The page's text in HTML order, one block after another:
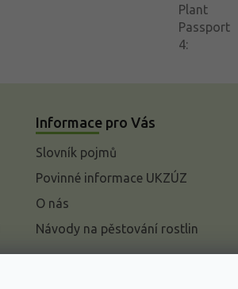
Plant
Passport
4:
Informace pro Vás
Slovník pojmů
Povinné informace UKZÚZ
O nás
Návody na pěstování rostlin